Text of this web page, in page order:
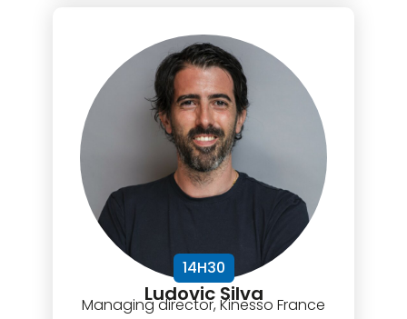
14H30
Ludovic Silva
Managing director, Kinesso France